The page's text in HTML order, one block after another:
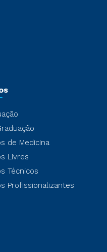
de Medicina
Livres
Técnicos
Profissionalizantes